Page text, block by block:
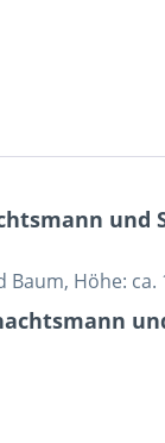
und
Höhe: ca.